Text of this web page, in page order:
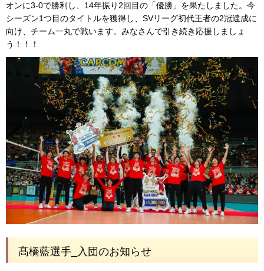
オンに3-0で勝利し、14年振り2回目の「優勝」を果たしました。今
シーズン1つ目のタイトルを獲得し、SVリーグ初代王者の2冠達成に
向け、チーム一丸で戦います。みなさんで引き続き応援しましょ
う！！！
髙橋藍選手_入団のお知らせ